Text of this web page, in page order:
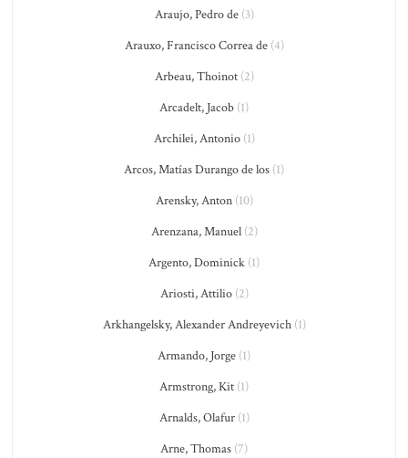
Araujo, Pedro de(3)
Arauxo, Francisco Correa de(4)
Arbeau, Thoinot(2)
Arcadelt, Jacob (1)
Archilei, Antonio(1)
Arcos, Matías Durango de los (1)
Arensky, Anton(10)
Arenzana, Manuel(2)
Argento, Dominick (1)
Ariosti, Attilio(2)
Arkhangelsky, Alexander Andreyevich(1)
Armando, Jorge (1)
Armstrong, Kit (1)
Arnalds, Olafur(1)
Arne, Thomas (7)